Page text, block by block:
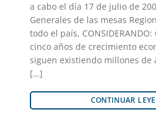
a cabo el día 17 de julio de
Generales de las mesas
todo el país,
cinco años de crecimiento
siguen existiendo millones de
[…]
CONTINUAR